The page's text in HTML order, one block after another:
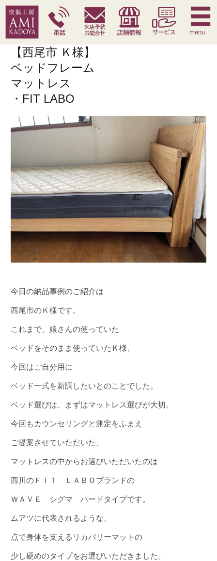
快眠枕 腰痛対策寝具 季節寝具 サービス
menu
【西尾市 Ｋ様】
ベッドフレーム
マットレス
・FIT LABO
今日の納品事例のご紹介は
西尾市のＫ様です。
これまで、娘さんの使っていた
ベッドをそのまま使っていたＫ様、
今回はご自分用に
ベッド一式を新調したいとのことでした。
ベッド選びは、まずはマットレス選びが大切。
今回もカウンセリングと測定をふまえ
ご提案させていただいた、
マットレスの中からお選びいただいたのは
西川のＦＩＴ ＬＡＢＯブランドの
ＷＡＶＥ シグマ ハードタイプです。
ムアツに代表されるような、
点で身体を支えるリカバリーマットの
少し硬めのタイプをお選びいただきました。